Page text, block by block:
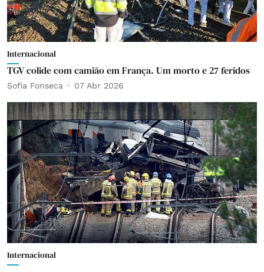
Internacional
TGV colide com camião em França. Um morto e 27 feridos
Sofia Fonseca 07 Abr 2026
Internacional